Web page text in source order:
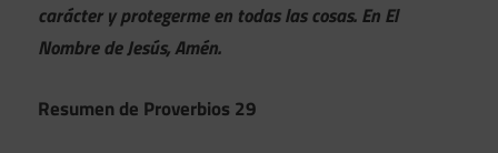
carácter y protegerme en todas las cosas. En El
Nombre de Jesús, Amén.
Resumen de Proverbios 29